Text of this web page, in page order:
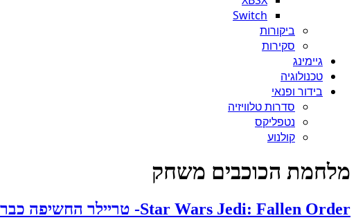
Switch
ביקורות
סקירות
גיימינג
טכנולוגיה
בידור ופנאי
סדרות טלוויזיה
נטפליקס
קולנוע
מלחמת הכוכבים משחק
Star Wars Jedi: Fallen Order- טריילר החשיפה כבר כאן